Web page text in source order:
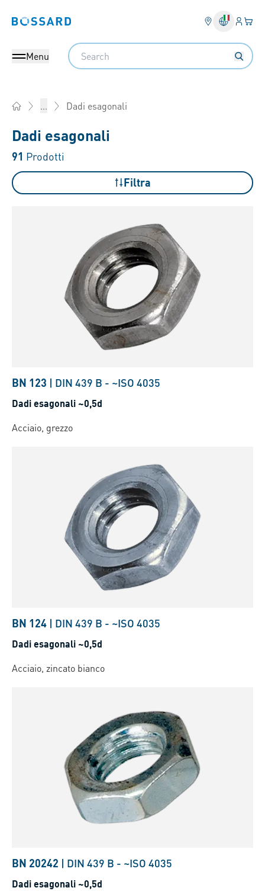
Bossard homepage Login
Il
Menu
Search
... Dadi esagonali
Dadi esagonali
91 Prodotti
Filtra
BN 123 | DIN 439 B - ~ISO 4035
Dadi esagonali ~0,5d
Acciaio, grezzo
BN 124 | DIN 439 B - ~ISO 4035
Dadi esagonali ~0,5d
Acciaio, zincato bianco
BN 20242 | DIN 439 B - ~ISO 4035
Dadi esagonali ~0,5d